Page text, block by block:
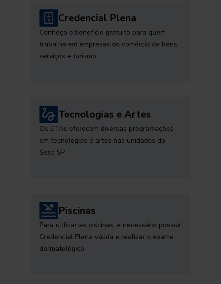
Credencial Plena
Conheça o benefício gratuito para quem
trabalha em empresas do comércio de bens,
serviços e turismo
Tecnologias e Artes
Os ETAs oferecem diversas programações
em tecnologias e artes nas unidades do
Sesc SP
Piscinas
Para utilizar as piscinas, é necessário possuir
Credencial Plena válida e realizar o exame
dermatológico